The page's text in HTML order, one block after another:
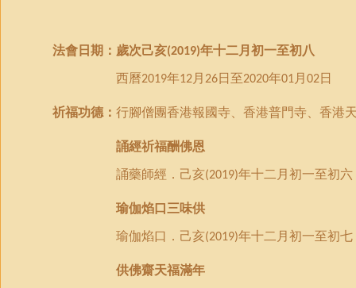
法會日期： 歲次己亥(2019)年十二月初一至初八
西曆2019年12月26日至2020年01月02日
祈福功德： 行腳僧團香港報國寺、香港普門寺、香港
誦經祈福酬佛恩
誦藥師經．己亥(2019)年十二月初一至初六
瑜伽焰口三味供
瑜伽焰口．己亥(2019)年十二月初一至初
供佛齋天福滿年